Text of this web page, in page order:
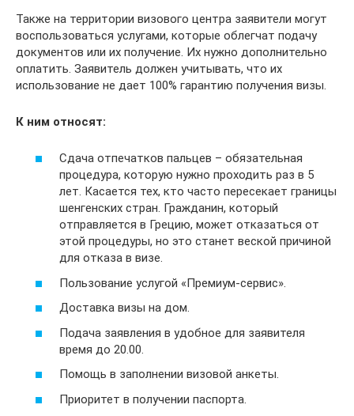
Также на территории визового центра заявители могут
воспользоваться услугами, которые облегчат подачу
документов или их получение. Их нужно дополнительно
оплатить. Заявитель должен учитывать, что их
использование не дает 100% гарантию получения визы.
К ним относят:
Cдача отпечатков пальцев – обязательная
процедура, которую нужно проходить раз в 5
лет. Касается тех, кто часто пересекает границы
шенгенских стран. Гражданин, который
отправляется в Грецию, может отказаться от
этой процедуры, но это станет веской причиной
для отказа в визе.
Пользование услугой «Премиум-сервис».
Доставка визы на дом.
Подача заявления в удобное для заявителя
время до 20.00.
Помощь в заполнении визовой анкеты.
Приоритет в получении паспорта.